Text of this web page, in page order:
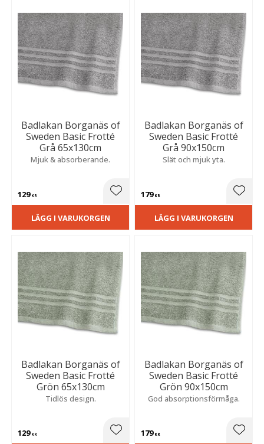
Badlakan Borganäs of
Sweden Basic Frotté
Grå 65x130cm
Mjuk & absorberande.
129KR Lägg till i favoriter
LÄGG I VARUKORGEN
Badlakan Borganäs of
Sweden Basic Frotté
Grå 90x150cm
Slät och mjuk yta.
179KR
LÄGG I VARUKORGEN
Badlakan Borganäs of
Sweden Basic Frotté
Grön 65x130cm
Tidlös design.
129KR Lägg till i favoriter
Badlakan Borganäs of
Sweden Basic Frotté
Grön 90x150cm
God absorptionsförmåga.
179KR